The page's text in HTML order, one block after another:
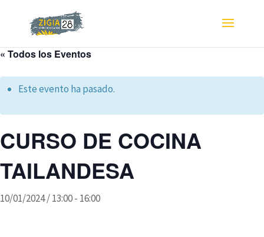
« Todos los Eventos
Este evento ha pasado.
CURSO DE COCINA
TAILANDESA
10/01/2024 / 13:00- 16:00